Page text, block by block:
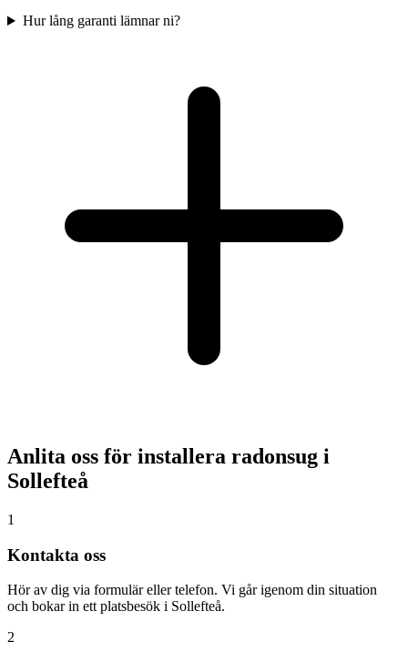
Hur lång garanti lämnar ni?
Anlita oss för installera radonsug i
Sollefteå
1
Kontakta oss
Hör av dig via formulär eller telefon. Vi går igenom din situation
och bokar in ett platsbesök i Sollefteå.
2